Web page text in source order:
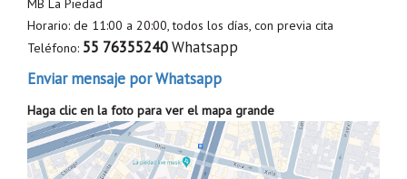
MB La Piedad
Horario: de 11:00 a 20:00, todos los días, con previa cita
Teléfono: 55 76355240Whatsapp
Enviar mensaje por Whatsapp
Haga clic en la foto para ver el mapa grande